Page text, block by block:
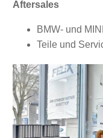
Aftersales
BMW- und
Teile und